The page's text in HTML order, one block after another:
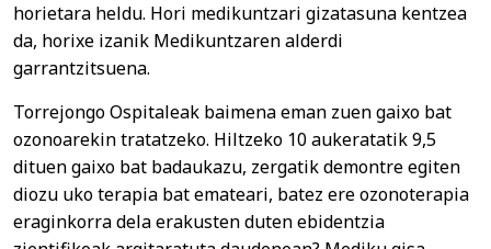
horietara heldu. Hori medikuntzari gizatasuna kentzea
da, horixe izanik Medikuntzaren alderdi
garrantzitsuena.
Torrejongo Ospitaleak baimena eman zuen gaixo bat
ozonoarekin tratatzeko. Hiltzeko 10 aukeratatik 9,5
dituen gaixo bat badaukazu, zergatik demontre egiten
diozu uko terapia bat emateari, batez ere ozonoterapia
eraginkorra dela erakusten duten ebidentzia